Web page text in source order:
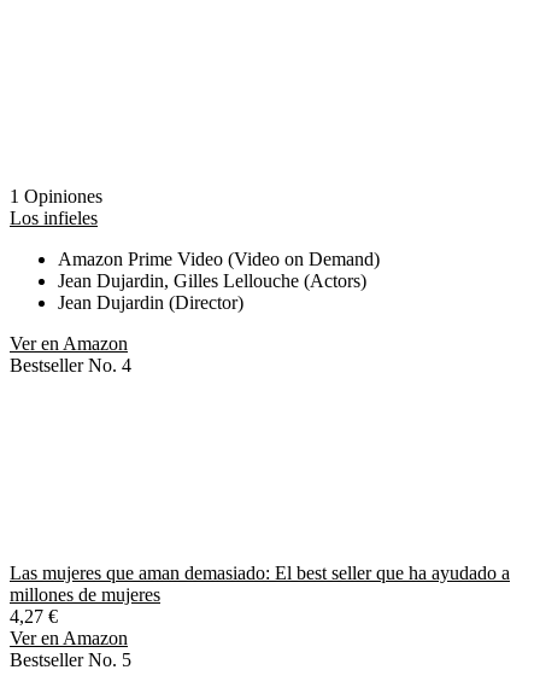
1 Opiniones
Los infieles
Amazon Prime Video (Video on Demand)
Jean Dujardin, Gilles Lellouche (Actors)
Jean Dujardin (Director)
Ver en Amazon
Bestseller No. 4
Las mujeres que aman demasiado: El best seller que ha ayudado a
millones de mujeres
4,27 €
Ver en Amazon
Bestseller No. 5